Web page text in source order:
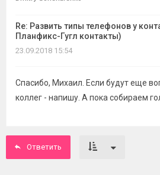
Re: Развить типы телефонов у
Планфикс-Гугл контакты)
23.09.2018 15:54
Спасибо, Михаил. Если будут еще
коллег - напишу. А пока собираем
Ответить